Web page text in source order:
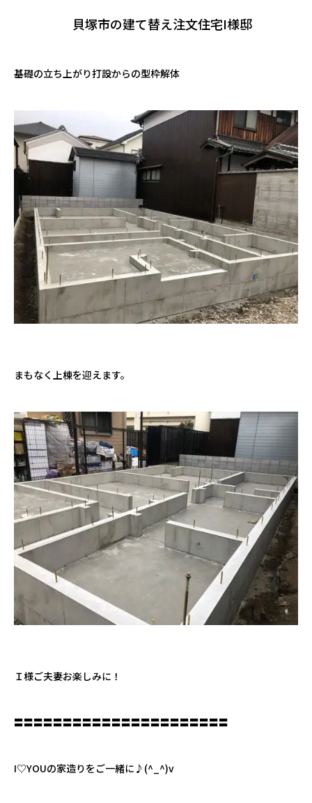
貝塚市の建て替え注文住宅I様邸
基礎の立ち上がり打設からの型枠解体
まもなく上棟を迎えます。
Ｉ様ご夫妻お楽しみに！
〓〓〓〓〓〓〓〓〓〓〓〓〓〓〓〓〓〓〓〓〓〓
I♡YOUの家造りをご一緒に♪(^_^)v